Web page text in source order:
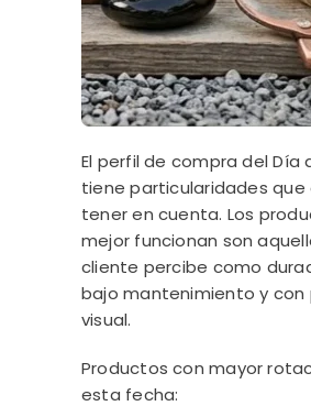
El perfil de compra del Día
tiene particularidades que
tener en cuenta. Los
mejor funcionan son
cliente percibe como
bajo mantenimiento y con
visual.
Productos con mayor
esta fecha: